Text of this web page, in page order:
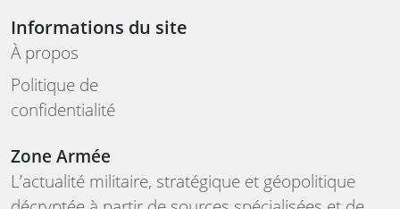
Informations du site
À propos
Politique de
confidentialité
Zone Armée
L’actualité militaire, stratégique et géopolitique